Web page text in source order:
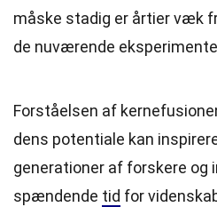
måske stadig er årtier væk
de nuværende
Forståelsen af
dens potentiale kan
generationer af forskere og
spændende tid for